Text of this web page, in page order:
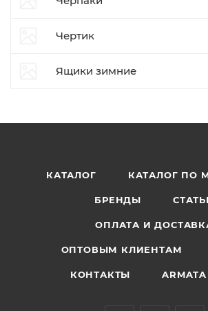
Чертик
Ящики зимние
КАТАЛОГ КАТАЛОГ ПО
БРЕНДЫ
ОПЛАТА И
ОПТОВЫМ КЛИЕНТАМ
КОНТАКТЫ